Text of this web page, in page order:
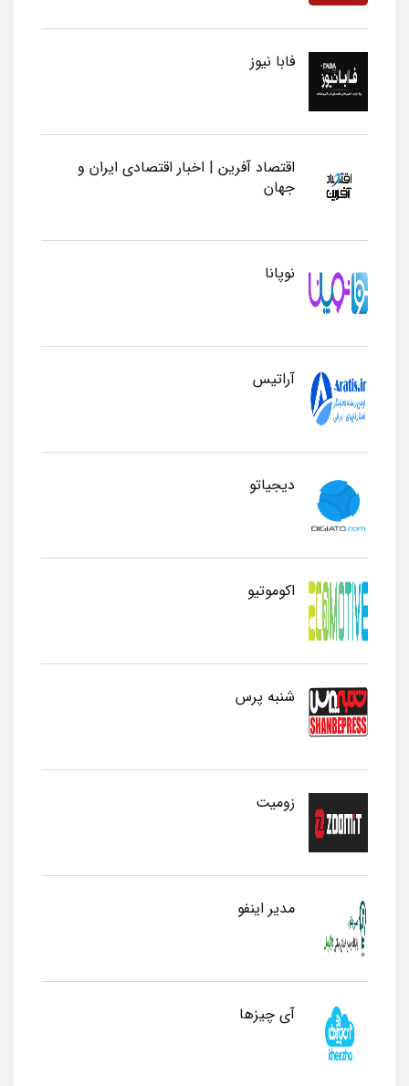
فابا نیوز
اقتصاد آفرین | اخبار اقتصادی ایران و
جهان
نوپانا
آراتیس
دیجیاتو
اکوموتیو
شنبه پرس
زومیت
مدیر اینفو
آی چیزها